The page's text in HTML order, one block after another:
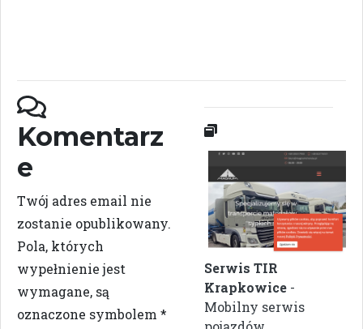
Komentarz
e
Twój adres email nie
zostanie opublikowany.
Pola, których
wypełnienie jest
wymagane, są
oznaczone symbolem *
Serwis TIR
Krapkowice -
Mobilny serwis